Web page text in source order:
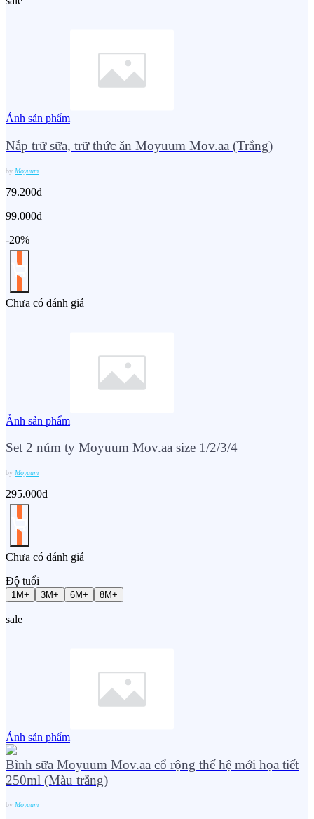
Ảnh sản phẩm
Nắp trữ sữa, trữ thức ăn Moyuum Mov.aa (Trắng)
by Moyuum
79.200đ
99.000đ
-20%
Chưa có đánh giá
Ảnh sản phẩm
Set 2 núm ty Moyuum Mov.aa size 1/2/3/4
by Moyuum
295.000đ
Chưa có đánh giá
Độ tuổi
1M+ 3M+ 6M+ 8M+
sale
Ảnh sản phẩm
Bình sữa Moyuum Mov.aa cổ rộng thế hệ mới họa tiết
250ml (Màu trắng)
by Moyuum